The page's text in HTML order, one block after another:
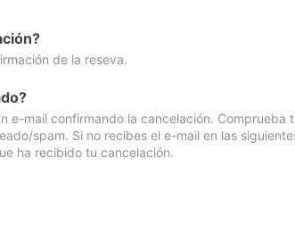
de la reseva.
e-mail confirmando la cancelación. Comprueba
spam. Si no recibes el e-mail en las
ha recibido tu cancelación.